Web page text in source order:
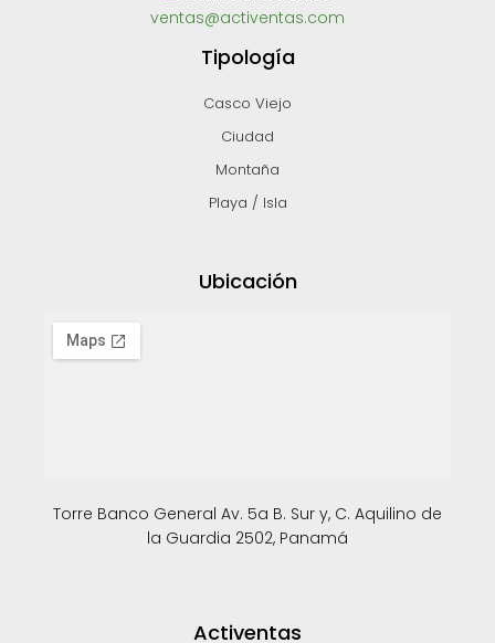
ventas@activentas.com
Tipología
Casco Viejo
Ciudad
Montaña
Playa / Isla
Ubicación
Torre Banco General Av. 5a B. Sur y, C. Aquilino de
la Guardia 2502, Panamá
Activentas